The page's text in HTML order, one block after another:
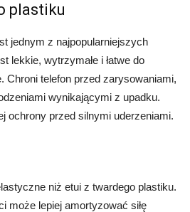
plastiku
jednym z najpopularniejszych
lekkie, wytrzymałe i łatwe do
Chroni telefon przed zarysowaniami,
wynikającymi z upadku.
ochrony przed silnymi uderzeniami.
niż etui z twardego plastiku.
może lepiej amortyzować siłę